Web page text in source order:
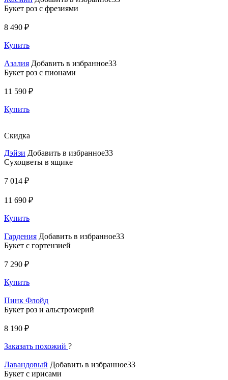
Букет роз с фрезиями
8 490 ₽
Купить
Азалия Добавить в избранное33
Букет роз с пионами
11 590 ₽
Купить
Скидка
Дэйзи Добавить в избранное33
Сухоцветы в ящике
7 014 ₽
11 690 ₽
Купить
Гардения Добавить в избранное33
Букет с гортензией
7 290 ₽
Купить
Пинк Флойд
Букет роз и альстромерий
8 190 ₽
Заказать похожий ?
Лавандовый Добавить в избранное33
Букет с ирисами